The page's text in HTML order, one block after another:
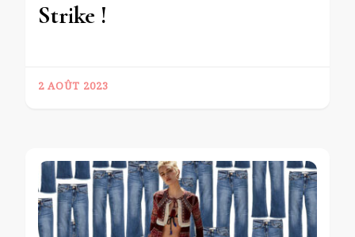
Strike !
2 AOÛT 2023